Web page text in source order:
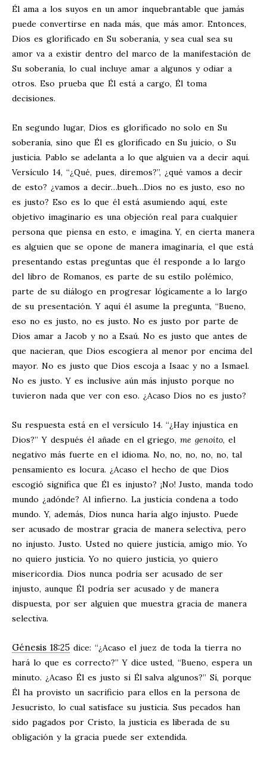
Él ama a los suyos en un amor inquebrantable que jamás
puede convertirse en nada más, que más amor. Entonces,
Dios es glorificado en Su soberanía, y sea cual sea su
amor va a existir dentro del marco de la manifestación de
Su soberanía, lo cual incluye amar a algunos y odiar a
otros. Eso prueba que Él está a cargo, Él toma
decisiones.
En segundo lugar, Dios es glorificado no solo en Su
soberanía, sino que Él es glorificado en Su juicio, o Su
justicia. Pablo se adelanta a lo que alguien va a decir aquí.
Versículo 14, “¿Qué, pues, diremos?”, ¿qué vamos a decir
de esto? ¿vamos a decir…bueh…Dios no es justo, eso no
es justo? Eso es lo que él está asumiendo aquí, este
objetivo imaginario es una objeción real para cualquier
persona que piensa en esto, e imagina. Y, en cierta manera
es alguien que se opone de manera imaginaria, el que está
presentando estas preguntas que él responde a lo largo
del libro de Romanos, es parte de su estilo polémico,
parte de su diálogo en progresar lógicamente a lo largo
de su presentación. Y aquí él asume la pregunta, “Bueno,
eso no es justo, no es justo. No es justo por parte de
Dios amar a Jacob y no a Esaú. No es justo que antes de
que nacieran, que Dios escogiera al menor por encima del
mayor. No es justo que Dios escoja a Isaac y no a Ismael.
No es justo. Y es inclusive aún más injusto porque no
tuvieron nada que ver con eso. ¿Acaso Dios no es justo?
Su respuesta está en el versículo 14. “¿Hay injustica en
Dios?” Y después él añade en el griego,me genoito, el
negativo más fuerte en el idioma. No, no, no, no, no, tal
pensamiento es locura. ¿Acaso el hecho de que Dios
escogió significa que Él es injusto? ¡No! Justo, manda todo
mundo ¿adónde? Al infierno. La justicia condena a todo
mundo. Y, además, Dios nunca haría algo injusto. Puede
ser acusado de mostrar gracia de manera selectiva, pero
no injusto. Justo. Usted no quiere justicia, amigo mío. Yo
no quiero justicia. Yo no quiero justicia, yo quiero
misericordia. Dios nunca podría ser acusado de ser
injusto, aunque Él podría ser acusado y de manera
dispuesta, por ser alguien que muestra gracia de manera
selectiva.
Génesis 18:25dice: “¿Acaso el juez de toda la tierra no
hará lo que es correcto?” Y dice usted, “Bueno, espera un
minuto. ¿Acaso Él es justo si Él salva algunos?” Sí, porque
Él ha provisto un sacrificio para ellos en la persona de
Jesucristo, lo cual satisface su justicia. Sus pecados han
sido pagados por Cristo, la justicia es liberada de su
obligación y la gracia puede ser extendida.